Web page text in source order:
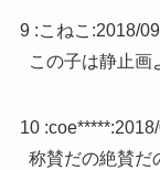
9 :こねこ :2018/
この子は静止画
10 :coe*****:
称賛だの絶賛だ